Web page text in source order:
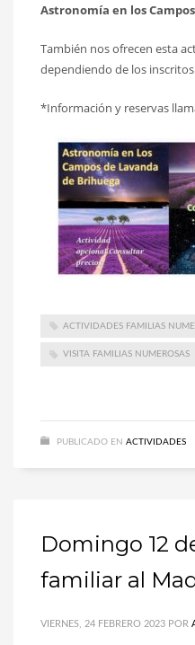
Astronomía en los
También nos ofrecen esta
dependiendo de los
*Información y reservas
ACTIVIDADES FAMILIAS
VISITA FAMILIAS NUMEROSAS
PUBLICADO EN ACTIVIDADES
Domingo 12
familiar al
VIERNES, 24 FEBRERO 2023 POR